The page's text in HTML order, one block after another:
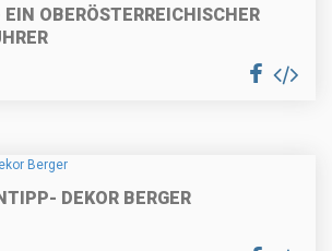
EIN OBERÖSTERREICHISCHER
DEKOR BERGER